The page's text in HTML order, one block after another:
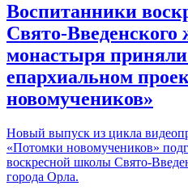
Воспитанники
Свято-Введенского
монастыря приняли
епархиальном
новомучеников»
Новый выпуск из цикла
«Потомки новомучеников»
воскресной школы Свято-
города Орла.